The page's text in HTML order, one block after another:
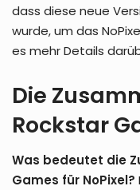
dass diese neue
wurde, um das
es mehr Details
Die
Rockstar
Was bedeutet die
Games für NoPixel?